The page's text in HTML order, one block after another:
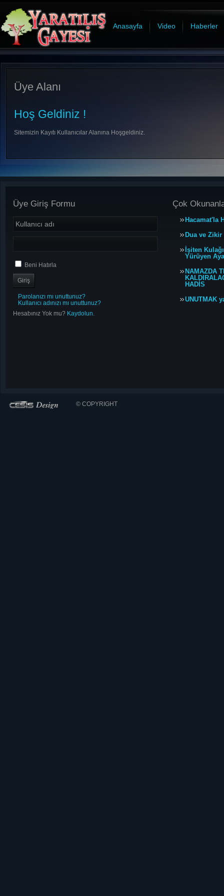
Anasayfa Video Haberler
Üye Alanı
Hoş Geldiniz !
Sitemizin Kayıtı Kullanıcılar Alanına Hoşgeldiniz.
Üye Giriş Formu
Beni Hatırla
Parolanızı mı unuttunuz?
Kullanıcı adınızı mı unuttunuz?
Hesabınız Yok mu? Kaydolun.
Çok
Hacamat'la
Dua ve
İşiten
Yürüyen
NAMAZDA
HADİS
UNUTMAK
© COPYRIGHT